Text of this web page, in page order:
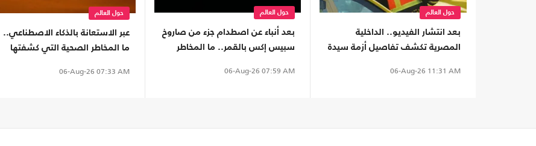
حول العالم
بعد انتشار الفيديو.. الداخلية
المصرية تكشف تفاصيل أزمة سيدة
06-Aug-26 11:31 AM
حول العالم
بعد أنباء عن اصطدام جزء من صاروخ
سبيس إكس بالقمر.. ما المخاطر
06-Aug-26 07:59 AM
حول العالم
عبر الاستعانة بالذكاء الاصطناعي..
ما المخاطر الصحية التي كشفتها
06-Aug-26 07:33 AM